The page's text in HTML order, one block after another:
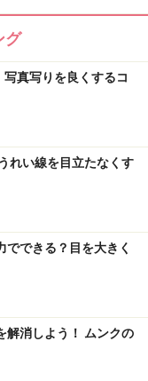
グ
真写りを良くするコ
れい線を目立たなくす
でできる？目を大きく
解消しよう！ ムンクの